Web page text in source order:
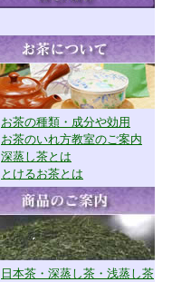
お茶の種類・成分や効用
お茶のいれ方教室のご案内
深蒸し茶とは
とけるお茶とは
日本茶・深蒸し茶・浅蒸し茶